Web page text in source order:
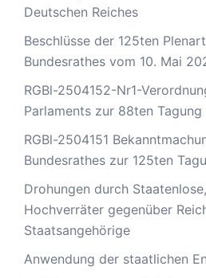
Deutschen Reiches
Beschlüsse der 125ten
Bundesrathes vom 10. Mai
RGBl-2504152-Nr1-
Parlaments zur 88ten Tagung
RGBl-2504151
Bundesrathes zur 125ten
Drohungen durch
Hochverräter gegenüber
Staatsangehörige
Anwendung der staatlichen